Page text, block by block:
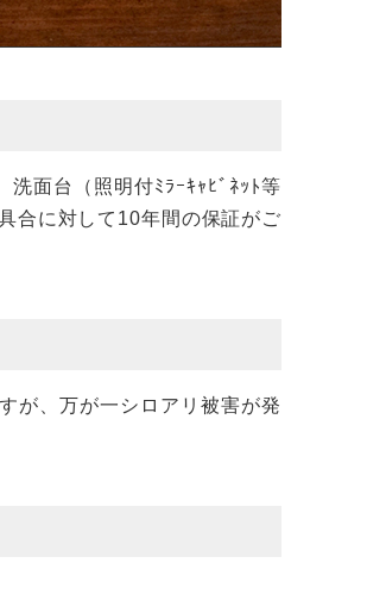
面台（照明付ﾐﾗｰｷｬﾋﾞﾈｯﾄ等
合に対して10年間の保証がご
が、万が一シロアリ被害が発